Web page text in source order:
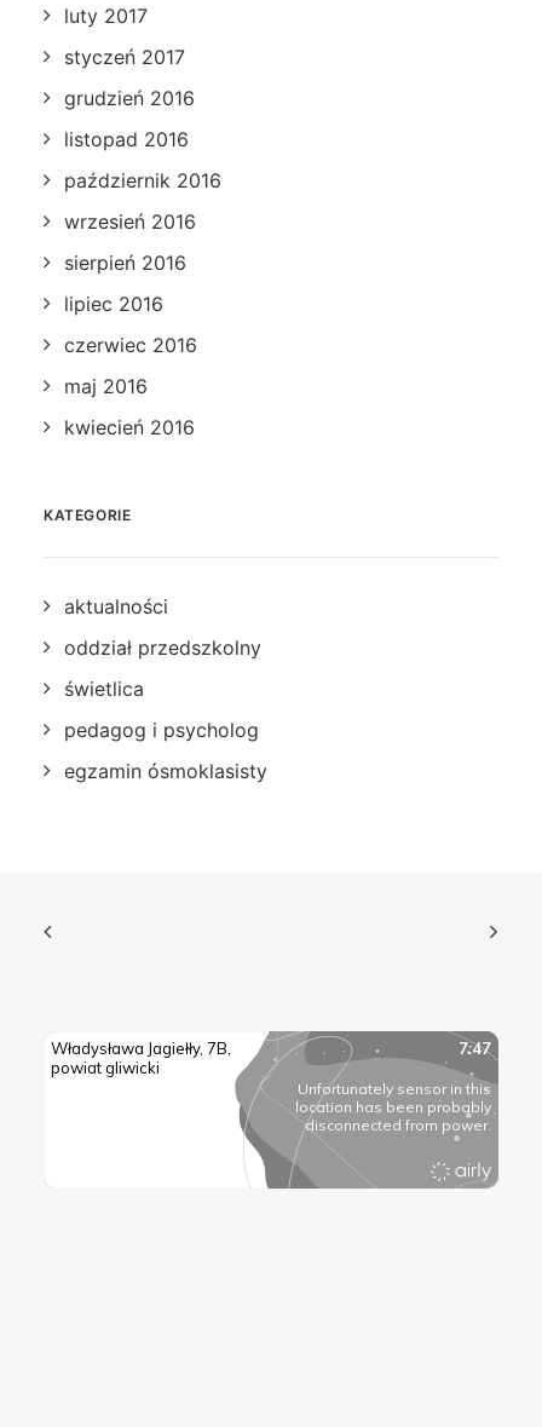
luty 2017
styczeń 2017
grudzień 2016
listopad 2016
październik 2016
wrzesień 2016
sierpień 2016
lipiec 2016
czerwiec 2016
maj 2016
kwiecień 2016
KATEGORIE
aktualności
oddział przedszkolny
świetlica
pedagog i psycholog
egzamin ósmoklasisty